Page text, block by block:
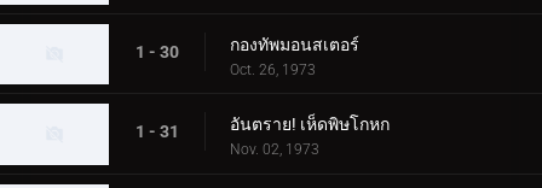
1 - 30 กองทัพมอนสเตอร์
Oct. 26, 1973
1 - 31 อันตราย! เห็ดพิษโกหก
Nov. 02, 1973